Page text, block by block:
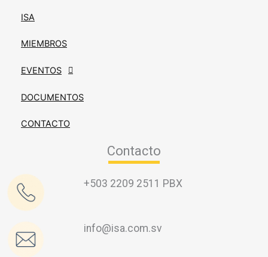
ISA
MIEMBROS
EVENTOS
DOCUMENTOS
CONTACTO
Contacto
+503 2209 2511 PBX
info@isa.com.sv